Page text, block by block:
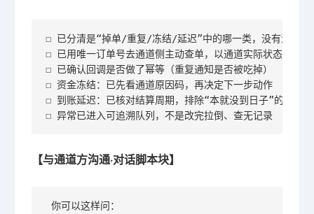
☐ 已分清是“掉单/重复/冻结/延迟”中的哪一类，没有混着排
☐ 已用唯一订单号去通道侧主动查单，以通道实际状态为准
☐ 已确认回调是否做了幂等（重复通知是否被吃掉）
☐ 资金冻结：已先看通道原因码，再决定下一步动作
☐ 到账延迟：已核对结算周期，排除“本就没到日子”的误判
☐ 异常已进入可追溯队列，不是改完拉倒、查无记录
【与通道方沟通·对话脚本块】
你可以这样问：